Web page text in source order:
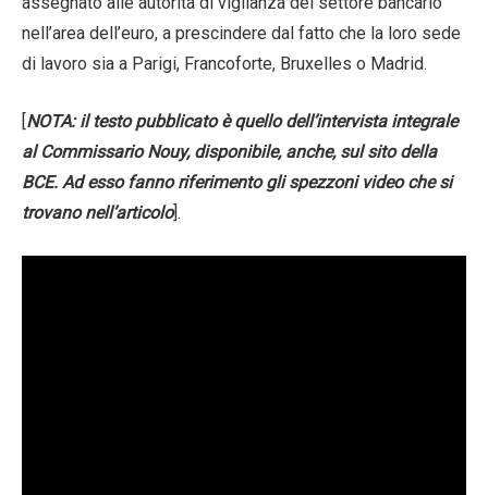
nell’area dell’euro, a prescindere dal fatto che la loro sede
di lavoro sia a Parigi, Francoforte, Bruxelles o Madrid.
[NOTA: il testo pubblicato è quello dell’intervista integrale
al Commissario Nouy, disponibile, anche, sul sito della
BCE. Ad esso fanno riferimento gli spezzoni video che si
trovano nell’articolo].